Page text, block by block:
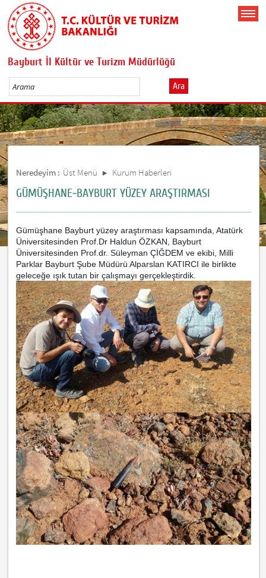
Bayburt İl Kültür ve Turizm Müdürlüğü
Ara
Neredeyim : Üst Menü Kurum Haberleri
GÜMÜŞHANE-BAYBURT YÜZEY ARAŞTIRMASI
Gümüşhane Bayburt yüzey araştırması kapsamında, Atatürk
Üniversitesinden Prof.Dr Haldun ÖZKAN, Bayburt
Üniversitesinden Prof.dr. Süleyman ÇİĞDEM ve ekibi, Milli
Parklar Bayburt Şube Müdürü Alparslan KATIRCI ile birlikte
geleceğe ışık tutan bir çalışmayı gerçekleştirdik.